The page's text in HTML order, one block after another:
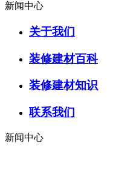
新闻中心
关于我们
装修建材百科
装修建材知识
联系我们
新闻中心